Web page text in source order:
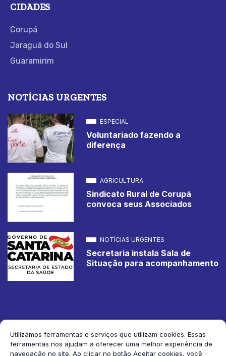
Utilizamos ferramentas e serviços que utilizam cookies. Essas
ferramentas nos ajudam a oferecer uma melhor experiência de
navegação no site. Ao clicar no botão Aceitar cookies, você
CIDADES
Corupá
Jaraguá do Sul
Guaramirim
NOTÍCIAS URGENTES
ESPECIAL
Voluntariado fazendo a
diferença
AGRICULTURA
Sindicato Rural de Corupá
convoca seus Associados
NOTÍCIAS URGENTES
Secretaria instala Sala de
Situação para acompanhamento
2026 Jornal de Corupá. Todos os direitos reservados.